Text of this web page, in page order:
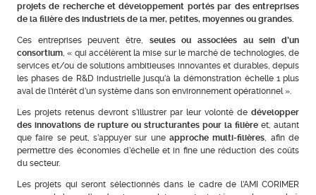
projets de recherche et développement portés par des entreprises
de la filière des industriels de la mer, petites, moyennes ou grandes.
Ces entreprises peuvent être, seules ou associées au sein d’un
consortium, « qui accélèrent la mise sur le marché de technologies, de
services et/ou de solutions ambitieuses innovantes et durables, depuis
les phases de R&D industrielle jusqu’à la démonstration échelle 1 plus
aval de l’intérêt d’un système dans son environnement opérationnel ».
Les projets retenus devront s’illustrer par leur volonté dedévelopper
des innovations de rupture ou structurantes pour la filière et, autant
que faire se peut, s’appuyer sur uneapproche multi-filières, afin de
permettre des économies d’échelle et in fine une réduction des coûts
du secteur.
Les projets qui seront sélectionnés dans le cadre de l’AMI CORIMER